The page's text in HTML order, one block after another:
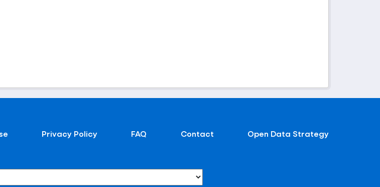
Privacy Policy FAQ Contact Open Data Strategy